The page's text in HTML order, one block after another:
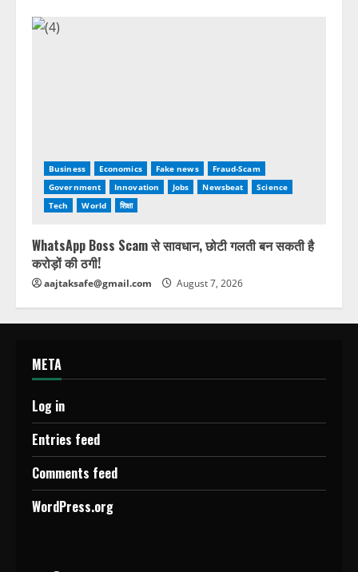
Business Economics Fake news
Fraud-Scam
Government
Innovation Jobs Newsbeat
Science
Tech
World शिक्षा
WhatsApp Boss Scam से सावधान, छोटी गलती बन सकती है
करोड़ों की ठगी!
aajtaksafe@gmail.com August 7, 2026
META
Log in
Entries feed
Comments feed
WordPress.org